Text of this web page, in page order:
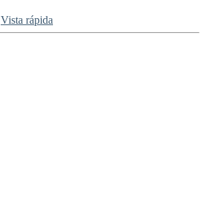
Vista rápida